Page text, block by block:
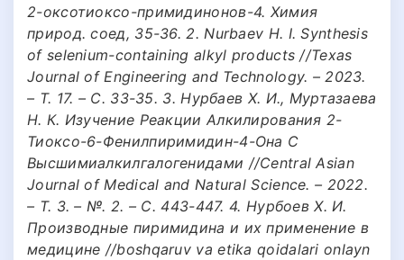
2-оксотиоксо-примидинонов-4. Химия
природ. соед, 35-36. 2. Nurbaev H. I. Synthesis
of selenium-containing alkyl products //Texas
Journal of Engineering and Technology. – 2023.
– Т. 17. – С. 33-35. 3. Нурбаев Х. И., Муртазаева
Н. К. Изучение Реакции Алкилирования 2-
Тиоксо-6-Фенилпиримидин-4-Она С
Высшимиалкилгалогенидами //Central Asian
Journal of Medical and Natural Science. – 2022.
– Т. 3. – №. 2. – С. 443-447. 4. Нурбоев Х. И.
Производные пиримидина и их применение в
медицине //boshqaruv va etika qoidalari onlayn